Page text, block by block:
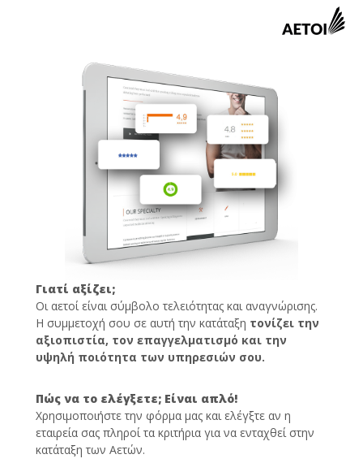
Γιατί αξίζει;
Οι αετοί είναι σύμβολο τελειότητας και αναγνώρισης.
Η συμμετοχή σου σε αυτή την κατάταξη τονίζει την
αξιοπιστία, τον επαγγελματισμό και την
υψηλή ποιότητα των υπηρεσιών σου.
Πώς να το ελέγξετε; Είναι απλό!
Χρησιμοποιήστε την φόρμα μας και ελέγξτε αν η
εταιρεία σας πληροί τα κριτήρια για να ενταχθεί στην
κατάταξη των Αετών.